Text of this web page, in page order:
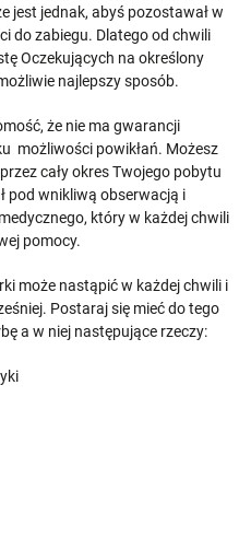
jest jednak, abyś pozostawał w
do zabiegu. Dlatego od chwili
Oczekujących na określony
najlepszy sposób.
że nie ma gwarancji
możliwości powikłań. Możesz
cały okres Twojego pobytu
pod wnikliwą obserwacją i
który w każdej chwili
pomocy.
może nastąpić w każdej chwili i
Postaraj się mieć do tego
a w niej następujące rzeczy: